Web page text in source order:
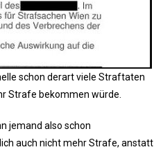
schon derart viele Straftaten
Strafe bekommen würde.
jemand also schon
auch nicht mehr Strafe, anstatt